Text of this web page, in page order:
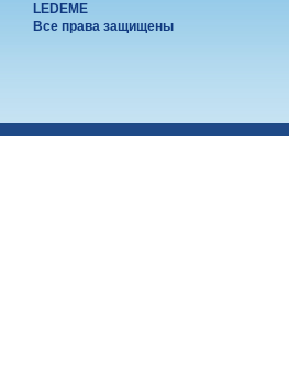
LEDEME
Все права защищены